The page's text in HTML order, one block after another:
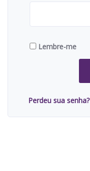
Lembre-me
Perdeu sua senha?